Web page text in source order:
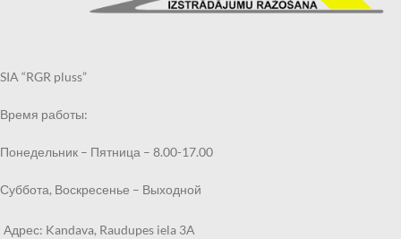
SIA “RGR pluss”
Время работы:
Понедельник – Пятница – 8.00-17.00
Суббота, Воскресенье – Выходной
Адрес: Kandava, Raudupes iela 3A